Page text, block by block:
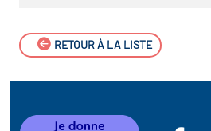
RETOUR À LA LISTE